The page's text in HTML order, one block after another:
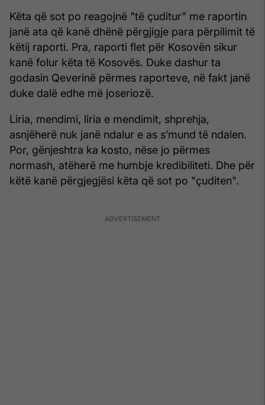
Këta që sot po reagojnë "të çuditur" me raportin
janë ata që kanë dhënë përgjigje para përpilimit të
këtij raporti. Pra, raporti flet për Kosovën sikur
kanë folur këta të Kosovës. Duke dashur ta
godasin Qeverinë përmes raporteve, në fakt janë
duke dalë edhe më joseriozë.
Liria, mendimi, liria e mendimit, shprehja,
asnjëherë nuk janë ndalur e as s’mund të ndalen.
Por, gënjeshtra ka kosto, nëse jo përmes
normash, atëherë me humbje kredibiliteti. Dhe për
këtë kanë përgjegjësi këta që sot po "çuditen".